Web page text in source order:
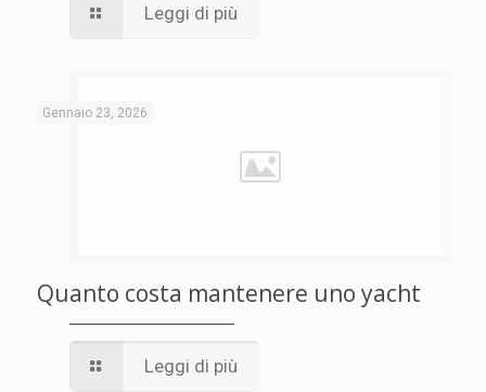
Leggi di più
Gennaio 23, 2026
Quanto costa mantenere uno yacht
Leggi di più